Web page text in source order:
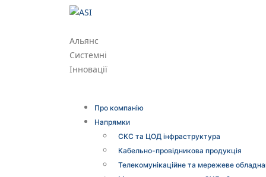
Альянс
Системні
Інновації
Про компанію
Напрямки
СКС та ЦОД інфраструктура
Кабельно-провідникова продукція
Телекомунікаційне та мережеве